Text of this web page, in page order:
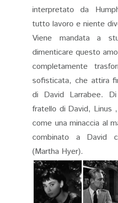
interpretato da
tutto lavoro e niente
Viene mandata a
dimenticare questo
completamente
sofisticata, che attira
di David Larrabee.
fratello di David, Linus
come una minaccia al
combinato a David
(Martha Hyer).